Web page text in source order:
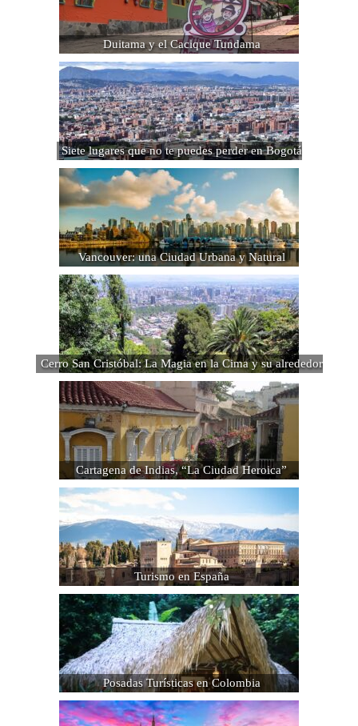
Duitama y el Cacique Tundama
Siete lugares que no te puedes perder en Bogotá
Vancouver: una Ciudad Urbana y Natural
Cerro San Cristóbal: La Magia en la Cima y su alrededor
Cartagena de Indias, “La Ciudad Heroica”
Turismo en España
Posadas Turísticas en Colombia